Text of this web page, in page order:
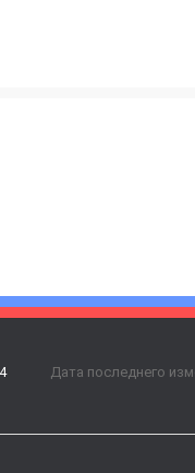
Дата последнего